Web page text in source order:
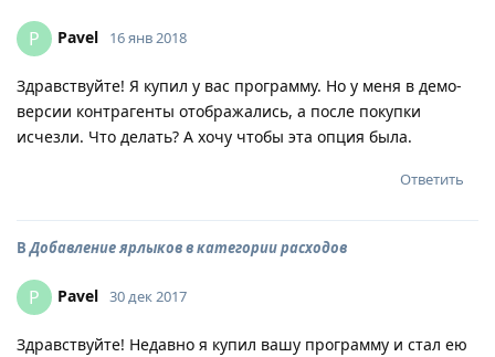
P Pavel 16 янв 2018
Здравствуйте! Я купил у вас программу. Но у меня в демо-
версии контрагенты отображались, а после покупки
исчезли. Что делать? А хочу чтобы эта опция была.
Ответить
ВДобавление ярлыков в категории расходов
P Pavel 30 дек 2017
Здравствуйте! Недавно я купил вашу программу и стал ею